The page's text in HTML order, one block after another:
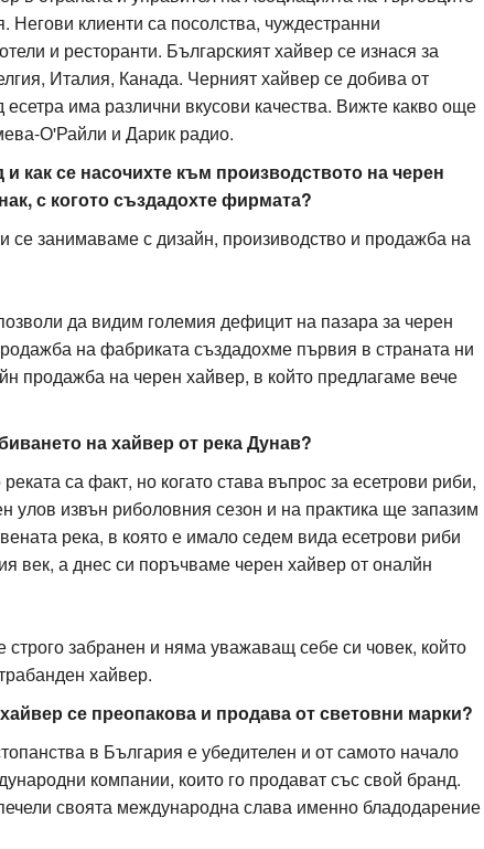
Негови клиенти са посолства, чуждестранни
и ресторанти. Българският хайвер се изнася за
Италия, Канада. Черният хайвер се добива от
има различни вкусови качества. Вижте какво още
О'Райли и Дарик радио.
как се насочихте към производството на черен
с когото създадохте фирмата?
се занимаваме с дизайн, произиводство и продажба на
да видим големия дефицит на пазара за черен
на фабриката създадохме първия в страната ни
продажба на черен хайвер, в който предлагаме вече
на хайвер от река Дунав?
са факт, но когато става въпрос за есетрови риби,
улов извън риболовния сезон и на практика ще запазим
река, в която е имало седем вида есетрови риби
век, а днес си поръчваме черен хайвер от оналйн
строго забранен и няма уважаващ себе си човек, който
хайвер.
се преопакова и продава от световни марки?
в България е убедителен и от самото начало
компании, които го продават със свой бранд.
своята международна слава именно бладодарение